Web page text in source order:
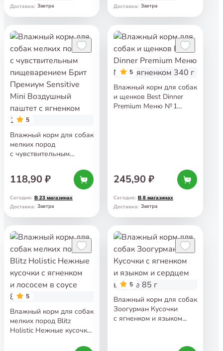
Доставка: Завтра
Доставка: Завтра
5
Влажный корм для собак
мелких пород
с чувствительным
Премиум Sensitive Mini
Воздушный паштет
118,90 ₽
Сегодня: В 23 магазинах
Доставка: Завтра
5
Влажный корм для собак
и щенков Best Dinner
Premium Меню № 1
245,90 ₽
Сегодня: В 8 магазинах
Доставка: Завтра
5
Влажный корм для собак
мелких пород Blitz
Holistic Нежные кусочки
5
Влажный корм для собак
Зоогурман Кусочки
с ягненком и языком